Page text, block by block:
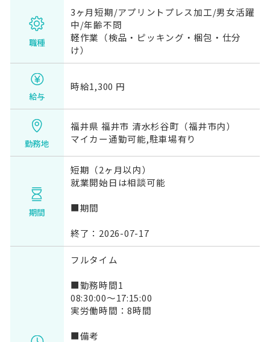
職種
3ヶ月短期/アプリントプレス加工/男女活躍
中/年齢不問
軽作業（検品・ピッキング・梱包・仕分
け）
給与
時給1,300 円
勤務地
福井県 福井市 清水杉谷町（福井市内）
マイカー通勤可能,駐車場有り
期間
短期（2ヶ月以内）
就業開始日は相談可能
■期間
終了：2026-07-17
フルタイム
■勤務時間1
08:30:00～17:15:00
実労働時間：8時間
■備考